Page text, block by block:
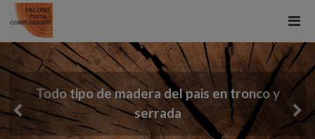
del pais en tronco y
serrada
Venta de leña